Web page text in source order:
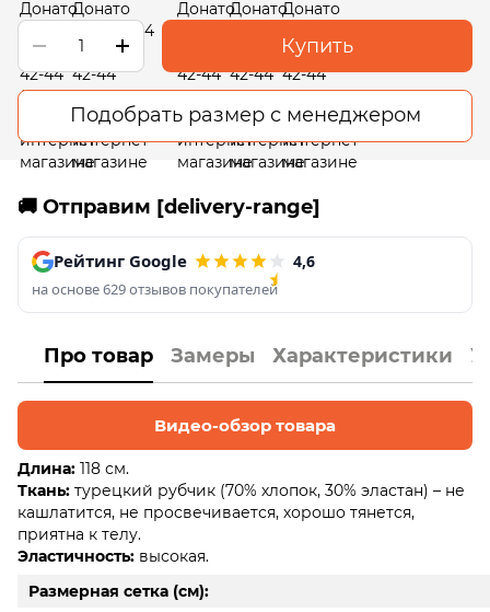
Купить
Подобрать размер с менеджером
🚚 Отправим [delivery-range]
Рейтинг Google 4,6
на основе 629 отзывов покупателей
Про товар Замеры Характеристики
Видео-обзор товара
Длина: 118 см.
Ткань: турецкий рубчик (70% хлопок, 30% эластан) – не
кашлатится, не просвечивается, хорошо тянется,
приятна к телу.
Эластичность: высокая.
Размерная сетка (см):